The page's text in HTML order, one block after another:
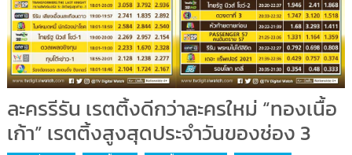
ละครรีรัน เรตติ้งดีกว่าละครใหม่ “ทองเนื้อ
เก้า” เรตติ้งสูงสุดประจำวันของช่อง 3